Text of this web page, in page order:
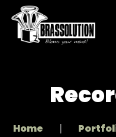
Home